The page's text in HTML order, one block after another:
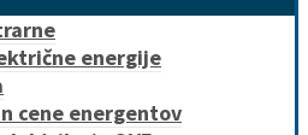
energije
cene energentov